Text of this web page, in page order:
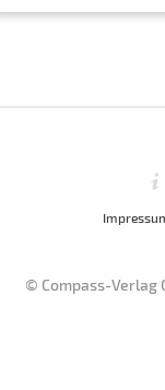
© Compass-Verlag